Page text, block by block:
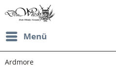
Menü
Ardmore